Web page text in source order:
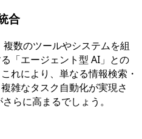
合
数のツールやシステムを組
「エージェント型 AI」との
れにより、単なる情報検索・
雑なタスク自動化が実現さ
らに高まるでしょう。